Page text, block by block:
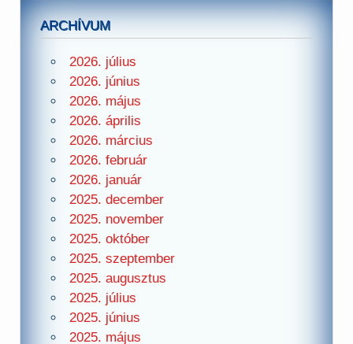
ARCHÍVUM
2026. július
2026. június
2026. május
2026. április
2026. március
2026. február
2026. január
2025. december
2025. november
2025. október
2025. szeptember
2025. augusztus
2025. július
2025. június
2025. május